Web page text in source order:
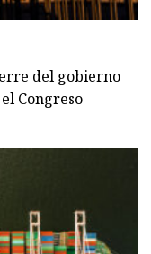
del gobierno
Congreso